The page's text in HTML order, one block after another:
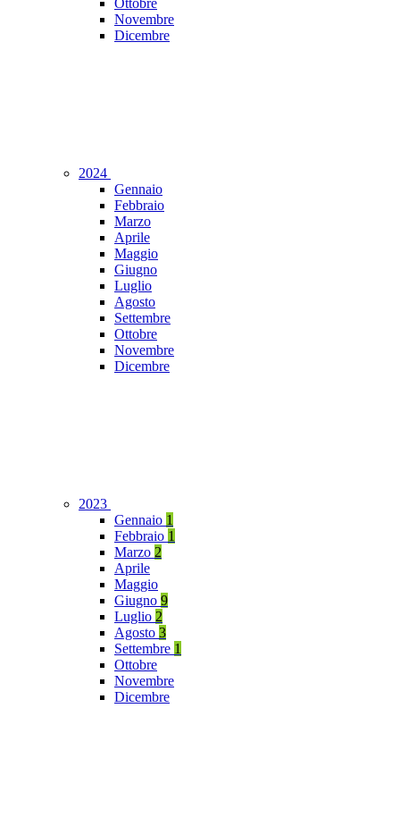
Ottobre
Novembre
Dicembre
2024
Gennaio
Febbraio
Marzo
Aprile
Maggio
Giugno
Luglio
Agosto
Settembre
Ottobre
Novembre
Dicembre
2023
Gennaio 1
Febbraio 1
Marzo 2
Aprile
Maggio
Giugno 9
Luglio 2
Agosto 3
Settembre 1
Ottobre
Novembre
Dicembre